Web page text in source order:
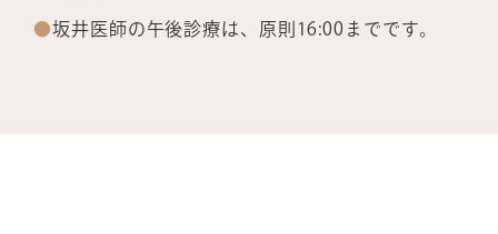
坂井医師の午後診療は、 原則16:00までです。